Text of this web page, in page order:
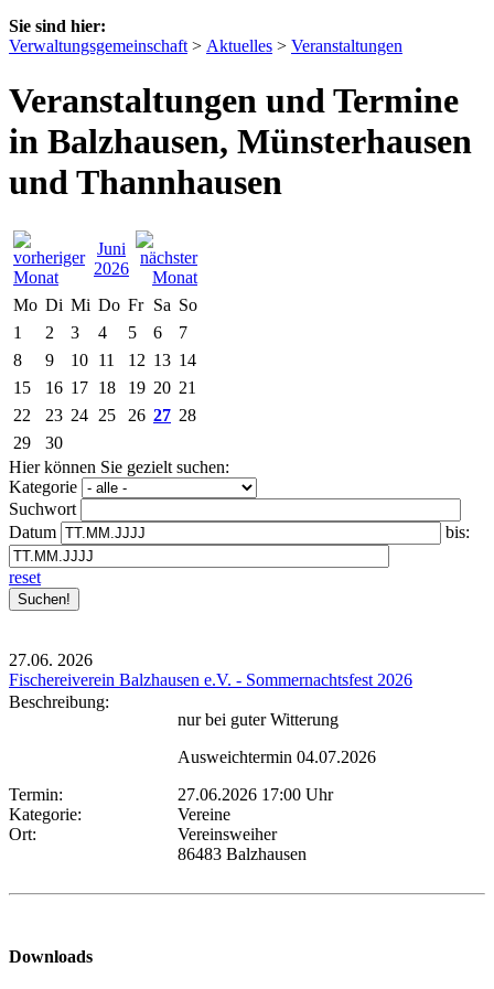
Sie sind hier:
Verwaltungsgemeinschaft > Aktuelles > Veranstaltungen
Veranstaltungen und Termine
in Balzhausen, Münsterhausen
und Thannhausen
Juni
2026
Mo Di Mi Do Fr Sa So
1
2 3 4 5 6
7
8
9 10 11 12 13 14
15
16 17 18 19 20 21
22
23 24 25 26 27 28
29
30
Hier können Sie gezielt suchen:
Kategorie
Suchwort
Datum
bis:
reset
27.06. 2026
Fischereiverein Balzhausen e.V. - Sommernachtsfest 2026
Beschreibung:
nur bei guter Witterung
Ausweichtermin 04.07.2026
Termin:
27.06.2026 17:00 Uhr
Kategorie:
Vereine
Ort:
Vereinsweiher
86483 Balzhausen
Downloads